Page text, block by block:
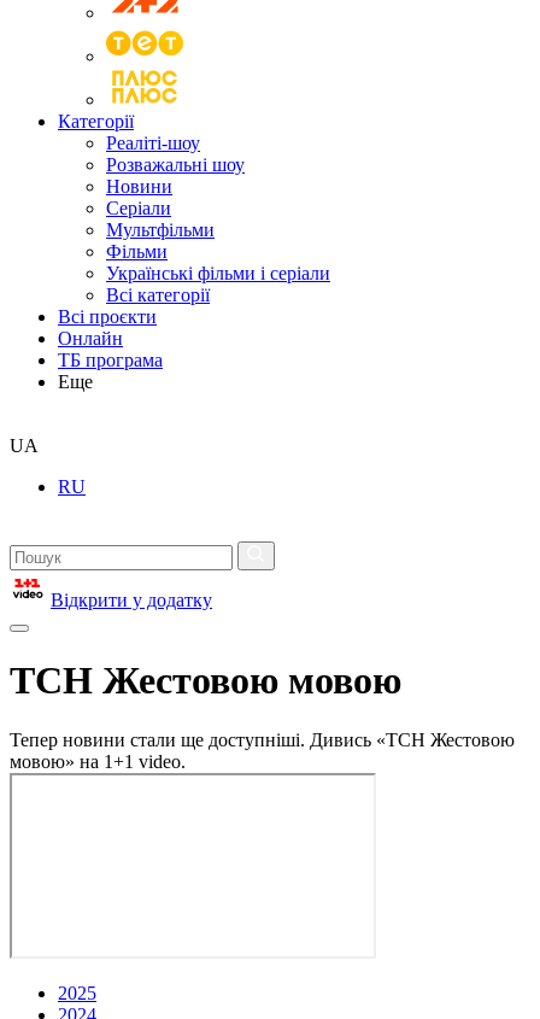
Категорії
Реаліті-шоу
Розважальні шоу
Новини
Серіали
Мультфільми
Фільми
Українські фільми і серіали
Всі категорії
Всі проєкти
Онлайн
ТБ програма
Еще
UA
RU
Відкрити у додатку
ТСН Жестовою мовою
Тепер новини стали ще доступніші. Дивись «ТСН Жестовою
мовою» на 1+1 video.
2025
2024